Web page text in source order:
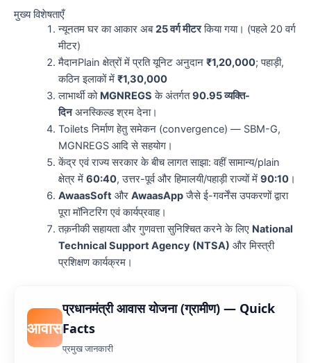
मुख्य विशेषताएँ
न्यूनतम घर का आकार अब25 वर्ग मीटरकिया गया। (पहले 20 वर्ग
मीटर)
मैदानPlain क्षेत्रों में प्रति यूनिट अनुदान ₹1,20,000; पहाड़ी,
कठिन इलाकों में ₹1,30,000
लाभार्थी को MGNREGS के अंतर्गत90.95 व्यक्ति-
दिनअनस्किल्ड श्रम देना।
Toilets निर्माण हेतु समेकन (convergence) — SBM-G,
MGNREGS आदि से सहयोग।
केंद्र एवं राज्य सरकार के बीच लागत साझा: वहीं सामान्य/plain
क्षेत्र में 60:40, उत्तर-पूर्व और हिमालयी/पहाड़ी राज्यों में 90:10।
AwaasSoft और AwaasAppजैसे ई-गवर्नेंस उपकरणों द्वारा
पूरा मॉनिटरिंग एवं कार्यप्रवाह।
तक़नीकी सहायता और गुणवत्ता सुनिश्चित करने के लिए National
Technical Support Agency (NTSA) और मिस्त्री
प्रशिक्षण कार्यक्रम।
आवास
प्रधानमंत्री आवास योजना (ग्रामीण) — Quick
Facts
प्रमुख जानकारी